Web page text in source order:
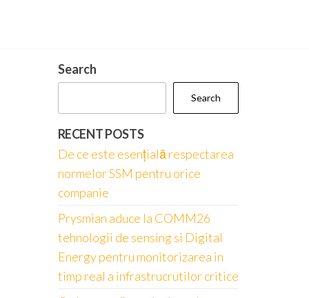
Search
Search
RECENT POSTS
De ce este esențială respectarea
normelor SSM pentru orice
companie
Prysmian aduce la COMM26
tehnologii de sensing si Digital
Energy pentru monitorizarea in
timp real a infrastrucrutilor critice